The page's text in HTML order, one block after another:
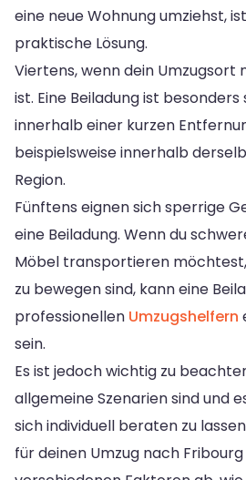
eine neue Wohnung umziehst,
praktische Lösung.
Viertens, wenn dein
ist. Eine Beiladung ist besonders
innerhalb einer kurzen
beispielsweise innerhalb
Region.
Fünftens eignen sich sperrige
eine Beiladung. Wenn du
Möbel transportieren
zu bewegen sind, kann eine
professionellen Umzugshelfern
sein.
Es ist jedoch wichtig zu
allgemeine Szenarien sind und
sich individuell beraten zu
für deinen Umzug nach